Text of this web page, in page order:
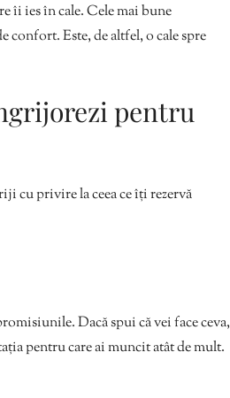
îi ies în cale. Cele mai bune
confort. Este, de altfel, o cale spre
pentru
cu privire la ceea ce îți rezervă
Dacă spui că vei face ceva,
pentru care ai muncit atât de mult.